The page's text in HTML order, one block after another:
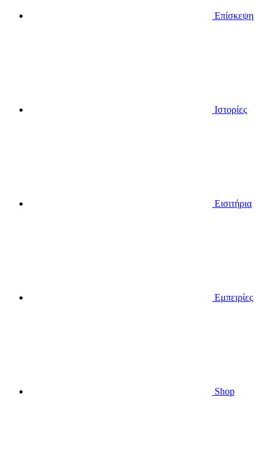
Επίσκεψη
Ιστορίες
Εισιτήρια
Εμπειρίες
Shop